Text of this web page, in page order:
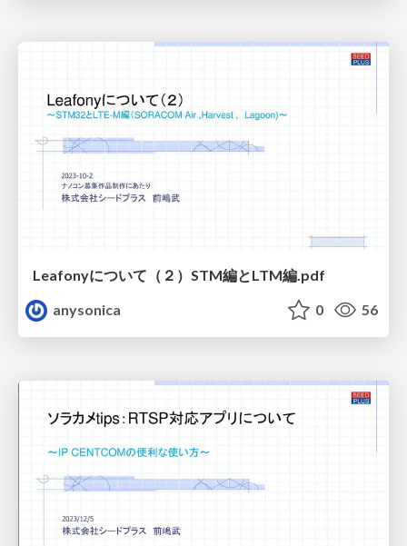
Leafonyについて（２）STM編とLTM編.pdf
anysonica
0 56